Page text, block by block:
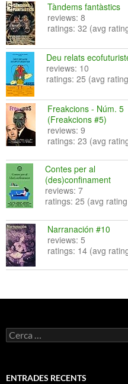
Tàndems fantàstics
reviews: 8
ratings: 32 (avg
Deu relats
reviews: 10
ratings: 25 (avg
Freakcions - Núm. 5
(Freakcions #5)
reviews: 9
ratings: 23 (avg
Contes per al
(des)confinament
reviews: 7
ratings: 25 (avg
Narranación #10
reviews: 5
ratings: 14 (avg
Cerca:
ENTRADES RECENTS